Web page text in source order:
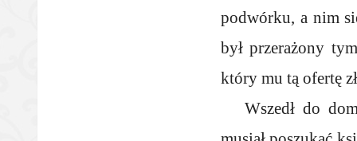
podwórku, a nim
był przerażony
który mu tą ofertę
Wszedł do